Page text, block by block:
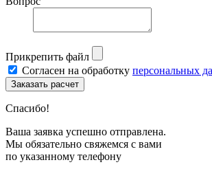
Прикрепить файл
Согласен на обработку персональных
Спасибо!
Ваша заявка успешно отправлена.
Мы обязательно свяжемся с вами
по указанному телефону